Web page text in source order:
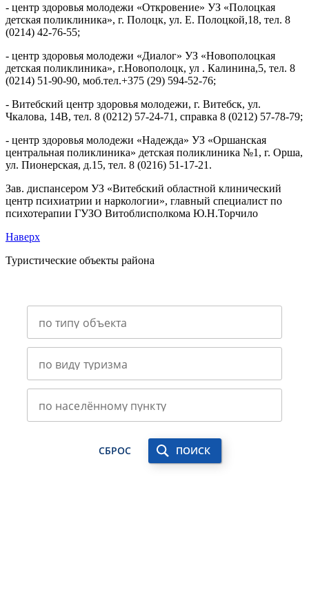
- центр здоровья молодежи «Откровение» УЗ «Полоцкая
детская поликлиника», г. Полоцк, ул. Е. Полоцкой,18, тел. 8
(0214) 42-76-55;
- центр здоровья молодежи «Диалог» УЗ «Новополоцкая
детская поликлиника», г.Новополоцк, ул . Калинина,5, тел. 8
(0214) 51-90-90, моб.тел.+375 (29) 594-52-76;
- Витебский центр здоровья молодежи, г. Витебск, ул.
Чкалова, 14В, тел. 8 (0212) 57-24-71, справка 8 (0212) 57-78-79;
- центр здоровья молодежи «Надежда» УЗ «Оршанская
центральная поликлиника» детская поликлиника №1, г. Орша,
ул. Пионерская, д.15, тел. 8 (0216) 51-17-21.
Зав. диспансером УЗ «Витебский областной клинический
центр психиатрии и наркологии», главный специалист по
психотерапии ГУЗО Витоблисполкома Ю.Н.Торчило
Наверх
Туристические объекты района